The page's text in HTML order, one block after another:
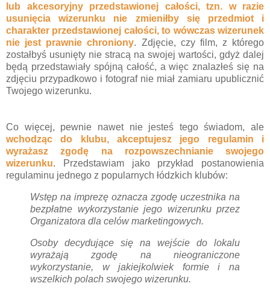
lub akcesoryjny przedstawionej całości, tzn. w razie
usunięcia wizerunku nie zmieniłby się przedmiot i
charakter przedstawionej całości, to wówczas wizerunek
nie jest prawnie chroniony. Zdjęcie, czy film, z którego
zostałbyś usunięty nie stracą na swojej wartości, gdyż dalej
będą przedstawiały spójną całość, a więc znalazłeś się na
zdjęciu przypadkowo i fotograf nie miał zamiaru upublicznić
Twojego wizerunku.
Co więcej, pewnie nawet nie jesteś tego świadom, ale
wchodząc do klubu, akceptujesz jego regulamin i
wyrażasz zgodę na rozpowszechnianie swojego
wizerunku. Przedstawiam jako przykład postanowienia
regulaminu jednego z popularnych łódzkich klubów:
Wstęp na imprezę oznacza zgodę uczestnika na
bezpłatne wykorzystanie jego wizerunku przez
Organizatora dla celów marketingowych.
Osoby decydujące się na wejście do lokalu
wyrażają zgodę na nieograniczone
wykorzystanie, w jakiejkolwiek formie i na
wszelkich polach swojego wizerunku.